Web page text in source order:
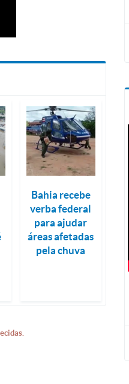
Bahia recebe
verba federal
para ajudar
áreas afetadas
pela chuva